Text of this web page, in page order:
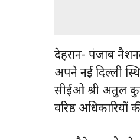
देहरादून- पंजाब
अपने नई दिल्ली
सीईओ श्री अतुल
वरिष्ठ